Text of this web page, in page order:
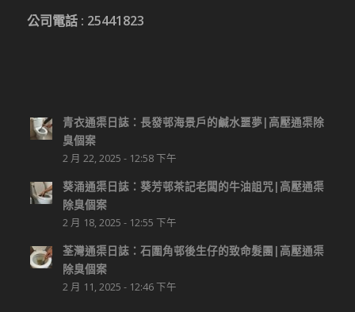
公司電話 : 25441823
青衣通渠日誌：長發邨海景戶的鹹水噩夢|高壓通渠除
臭個案
2 月 22, 2025 - 12:58 下午
葵涌通渠日誌：葵芳邨茶記老闆的牛油詛咒|高壓通渠
除臭個案
2 月 18, 2025 - 12:55 下午
荃灣通渠日誌：石圍角邨後生仔的致命髮團|高壓通渠
除臭個案
2 月 11, 2025 - 12:46 下午